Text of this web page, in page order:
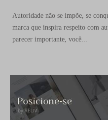
Autoridade não se impõe, se
marca que inspira respeito com
parecer importante, você...